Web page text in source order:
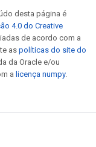
desta página é
4.0 do Creative
de acordo com a
aspolíticas do site do
da Oracle e/ou
a licença numpy.